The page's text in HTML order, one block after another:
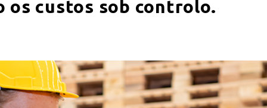
custos sob controlo.